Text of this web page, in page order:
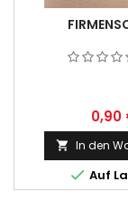
0,90
 In den
 Auf